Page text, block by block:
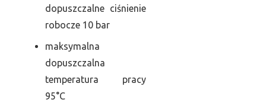
dopuszczalne ciśnienie
robocze 10 bar
maksymalna
dopuszczalna
temperatura pracy
95°C